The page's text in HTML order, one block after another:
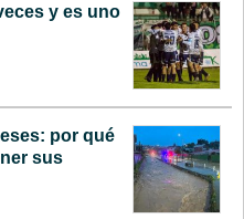
y es uno
por qué
sus